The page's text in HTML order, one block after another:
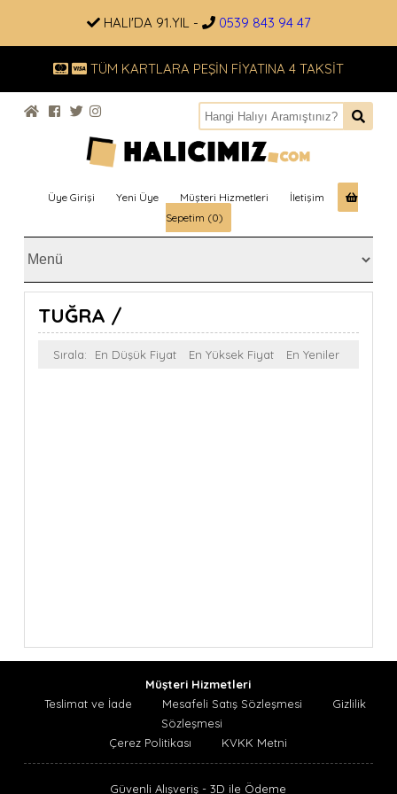
HALI'DA 91.YIL - 0539 843 94 47
TÜM KARTLARA PEŞİN FİYATINA 4 TAKSİT
Üye Girişi Yeni Üye Müşteri Hizmetleri
İletişim
Sepetim (0)
TUĞRA /
Sırala: En Düşük Fiyat En Yüksek Fiyat En Yeniler
Müşteri Hizmetleri
Teslimat ve İade
Mesafeli Satış Sözleşmesi
Gizlilik
Sözleşmesi
Çerez Politikası
KVKK Metni
Güvenli Alışveriş - 3D ile Ödeme